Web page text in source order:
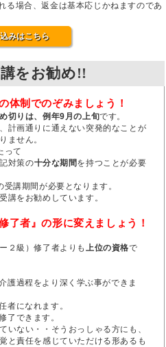
る場合、返金は基本応じかねますのであ
みはこちら
をお勧め!!
体制でのぞみましょう！
切りは、例年9月の上旬です。
計画通りに通えない突発的なことが
ません。
って
対策の十分な期間を持つことが必要
受講期間が必要となります。
講をお勧めしています。
了者』の形に変えましょう！
２級）修了者よりも上位の資格で
護過程をより深く学ぶ事ができま
者になれます。
了できます。
いない・・そうおっしゃる方にも、
と責任を感じていただける形あるも